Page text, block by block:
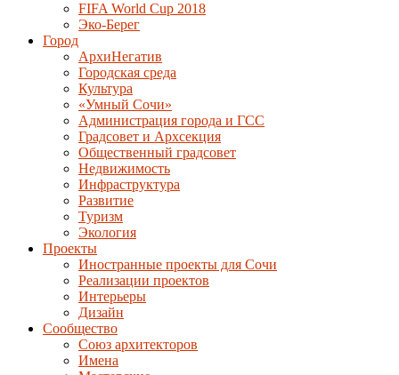
FIFA World Cup 2018
Эко-Берег
Город
АрхиНегатив
Городская среда
Культура
«Умный Сочи»
Администрация города и ГСС
Градсовет и Архсекция
Общественный градсовет
Недвижимость
Инфраструктура
Развитие
Туризм
Экология
Проекты
Иностранные проекты для Сочи
Реализации проектов
Интерьеры
Дизайн
Сообщество
Союз архитекторов
Имена